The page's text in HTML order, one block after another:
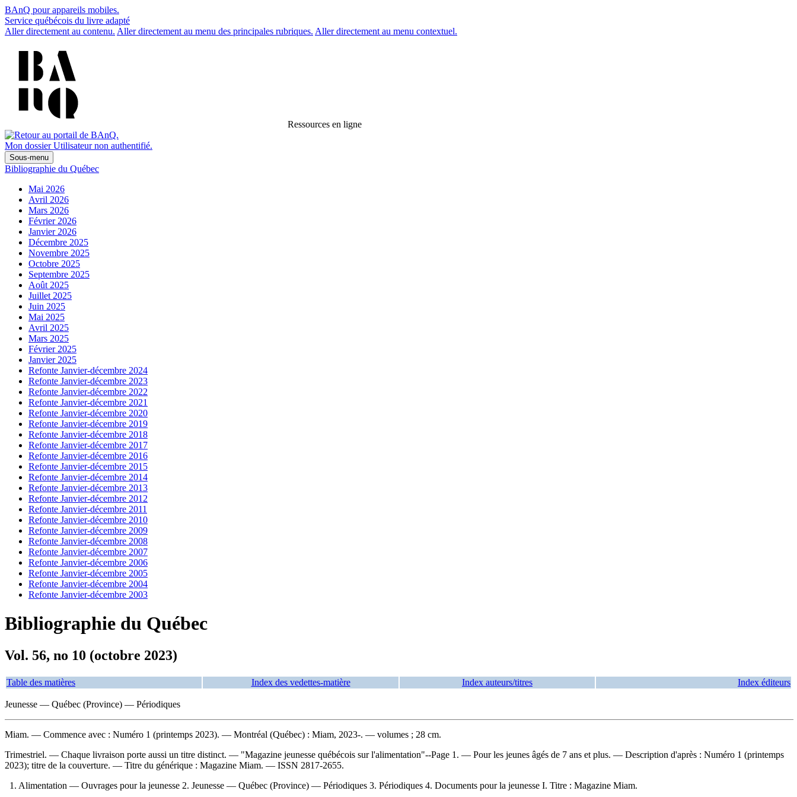
BAnQ pour appareils mobiles.
Service québécois du livre adapté
Aller directement au contenu. Aller directement au menu des principales rubriques. Aller directement au menu contextuel.
Ressources en ligne
Mon dossier Utilisateur non authentifié.
Sous-menu
Bibliographie du Québec
Mai 2026
Avril 2026
Mars 2026
Février 2026
Janvier 2026
Décembre 2025
Novembre 2025
Octobre 2025
Septembre 2025
Août 2025
Juillet 2025
Juin 2025
Mai 2025
Avril 2025
Mars 2025
Février 2025
Janvier 2025
Refonte Janvier-décembre 2024
Refonte Janvier-décembre 2023
Refonte Janvier-décembre 2022
Refonte Janvier-décembre 2021
Refonte Janvier-décembre 2020
Refonte Janvier-décembre 2019
Refonte Janvier-décembre 2018
Refonte Janvier-décembre 2017
Refonte Janvier-décembre 2016
Refonte Janvier-décembre 2015
Refonte Janvier-décembre 2014
Refonte Janvier-décembre 2013
Refonte Janvier-décembre 2012
Refonte Janvier-décembre 2011
Refonte Janvier-décembre 2010
Refonte Janvier-décembre 2009
Refonte Janvier-décembre 2008
Refonte Janvier-décembre 2007
Refonte Janvier-décembre 2006
Refonte Janvier-décembre 2005
Refonte Janvier-décembre 2004
Refonte Janvier-décembre 2003
Bibliographie du Québec
Vol. 56, no 10 (octobre 2023)
Table des matières Index des vedettes-matière Index auteurs/titres Index éditeurs
Jeunesse — Québec (Province) — Périodiques
Miam. — Commence avec : Numéro 1 (printemps 2023). — Montréal (Québec) : Miam, 2023-. — volumes ; 28 cm.
Trimestriel. — Chaque livraison porte aussi un titre distinct. — "Magazine jeunesse québécois sur l'alimentation"--Page 1. — Pour les jeunes âgés de 7 ans et plus. — Description d'après : Numéro 1 (printemps
2023); titre de la couverture. — Titre du générique : Magazine Miam. — ISSN 2817-2655.
1. Alimentation — Ouvrages pour la jeunesse 2. Jeunesse — Québec (Province) — Périodiques 3. Périodiques 4. Documents pour la jeunesse I. Titre : Magazine Miam.